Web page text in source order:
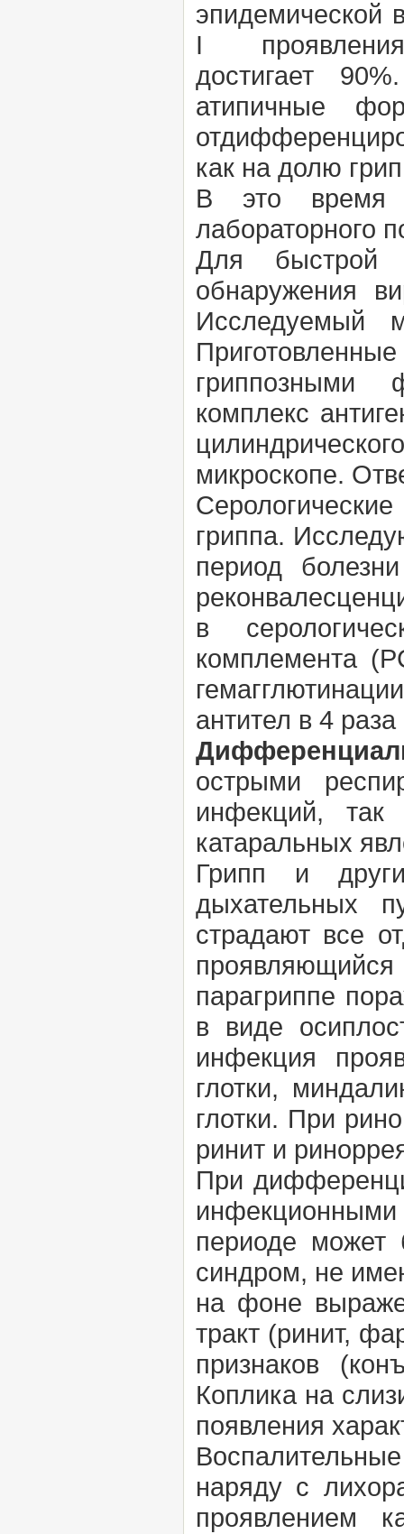
эпидемической
I проявления
достигает
атипичные
как на долю
В это время
лабораторного
Для быстрой
обнаружения
Исследуемый
гриппозными
комплекс
микроскопе.
гриппа.
период
в
комплемента
антител в 4
острыми
инфекций,
катаральных
Грипп и
дыхательных
страдают все
парагриппе
в виде
инфекция
глотки,
глотки. При
ринит и
При
периоде может
синдром, не
на фоне
тракт (ринит,
признаков
Коплика на
появления
наряду с
проявлением